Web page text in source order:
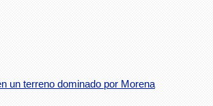
un terreno dominado por Morena